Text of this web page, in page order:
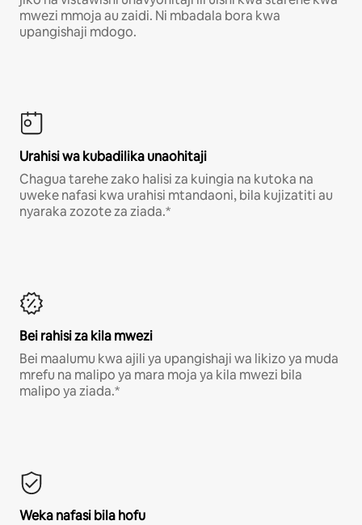
mwezi mmoja au zaidi. Ni mbadala bora kwa
upangishaji mdogo.
Urahisi wa kubadilika unaohitaji
Chagua tarehe zako halisi za kuingia na kutoka na
uweke nafasi kwa urahisi mtandaoni, bila kujizatiti au
nyaraka zozote za ziada.*
Bei rahisi za kila mwezi
Bei maalumu kwa ajili ya upangishaji wa likizo ya muda
mrefu na malipo ya mara moja ya kila mwezi bila
malipo ya ziada.*
Weka nafasi bila hofu